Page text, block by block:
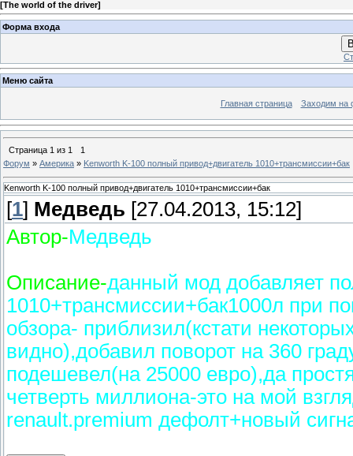
[The world of the driver]
Форма входа
Меню сайта
Главная страница Заходим на
Страница 1 из 1
1
Форум » Америка » Kenworth K-100 полный привод+двигатель 1010+трансмиссии+бак
Kenworth K-100 полный привод+двигатель 1010+трансмиссии+бак
[1] Медведь [27.04.2013, 15:12]
Автор-Медведь
Описание-данный мод добавляет
1010+трансмиссии+бак1000л при
обзора- приблизил(кстати
видно),добавил поворот на 360
подешевел(на 25000 евро),да
четверть миллиона-это на мой
renault.premium дефолт+новый